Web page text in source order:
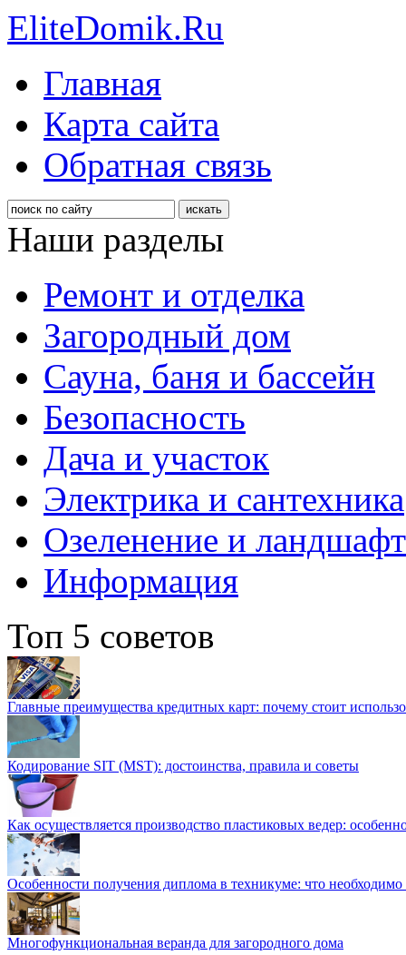
EliteDomik.Ru
Главная
Карта сайта
Обратная связь
Наши разделы
Ремонт и отделка
Загородный дом
Сауна, баня и бассейн
Безопасность
Дача и участок
Электрика и сантехника
Озеленение и
Информация
Топ 5 советов
Главные преимущества кредитных карт: почему стоит
Кодирование SIT (MST): достоинства, правила и советы
Как осуществляется производство пластиковых ведер:
Особенности получения диплома в техникуме: что необходимо
Многофункциональная веранда для загородного дома